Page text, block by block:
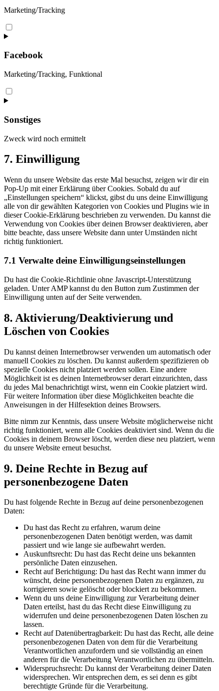
Marketing/Tracking
Consent
to
google-
Facebook
Marketing/Tracking, Funktional
Consent
to
facebook
Sonstiges
Zweck wird noch ermittelt
Consent
to
sonstiges
7. Einwilligung
Wenn du unsere Website das erste Mal besuchst, zeigen wir dir ein
Pop-Up mit einer Erklärung über Cookies. Sobald du auf
„Einstellungen speichern“ klickst, gibst du uns deine Einwilligung
alle von dir gewählten Kategorien von Cookies und Plugins wie in
dieser Cookie-Erklärung beschrieben zu verwenden. Du kannst die
Verwendung von Cookies über deinen Browser deaktivieren, aber
bitte beachte, dass unsere Website dann unter Umständen nicht
richtig funktioniert.
7.1 Verwalte deine Einwilligungseinstellungen
Du hast die Cookie-Richtlinie ohne Javascript-Unterstützung
geladen. Unter AMP kannst du den Button zum Zustimmen der
Einwilligung unten auf der Seite verwenden.
8. Aktivierung/Deaktivierung und
Löschen von Cookies
Du kannst deinen Internetbrowser verwenden um automatisch oder
manuell Cookies zu löschen. Du kannst außerdem spezifizieren ob
spezielle Cookies nicht platziert werden sollen. Eine andere
Möglichkeit ist es deinen Internetbrowser derart einzurichten, dass
du jedes Mal benachrichtigt wirst, wenn ein Cookie platziert wird.
Für weitere Information über diese Möglichkeiten beachte die
Anweisungen in der Hilfesektion deines Browsers.
Bitte nimm zur Kenntnis, dass unsere Website möglicherweise nicht
richtig funktioniert, wenn alle Cookies deaktiviert sind. Wenn du die
Cookies in deinem Browser löscht, werden diese neu platziert, wenn
du unsere Website erneut besuchst.
9. Deine Rechte in Bezug auf
personenbezogene Daten
Du hast folgende Rechte in Bezug auf deine personenbezogenen
Daten:
Du hast das Recht zu erfahren, warum deine
personenbezogenen Daten benötigt werden, was damit
passiert und wie lange sie aufbewahrt werden.
Auskunftsrecht: Du hast das Recht deine uns bekannten
persönliche Daten einzusehen.
Recht auf Berichtigung: Du hast das Recht wann immer du
wünscht, deine personenbezogenen Daten zu ergänzen, zu
korrigieren sowie gelöscht oder blockiert zu bekommen.
Wenn du uns deine Einwilligung zur Verarbeitung deiner
Daten erteilst, hast du das Recht diese Einwilligung zu
widerrufen und deine personenbezogenen Daten löschen zu
lassen.
Recht auf Datenübertragbarkeit: Du hast das Recht, alle deine
personenbezogenen Daten von dem für die Verarbeitung
Verantwortlichen anzufordern und sie vollständig an einen
anderen für die Verarbeitung Verantwortlichen zu übermitteln.
Widerspruchsrecht: Du kannst der Verarbeitung deiner Daten
widersprechen. Wir entsprechen dem, es sei denn es gibt
berechtigte Gründe für die Verarbeitung.